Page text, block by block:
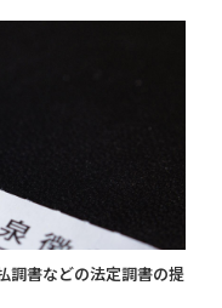
調書などの法定調書の提